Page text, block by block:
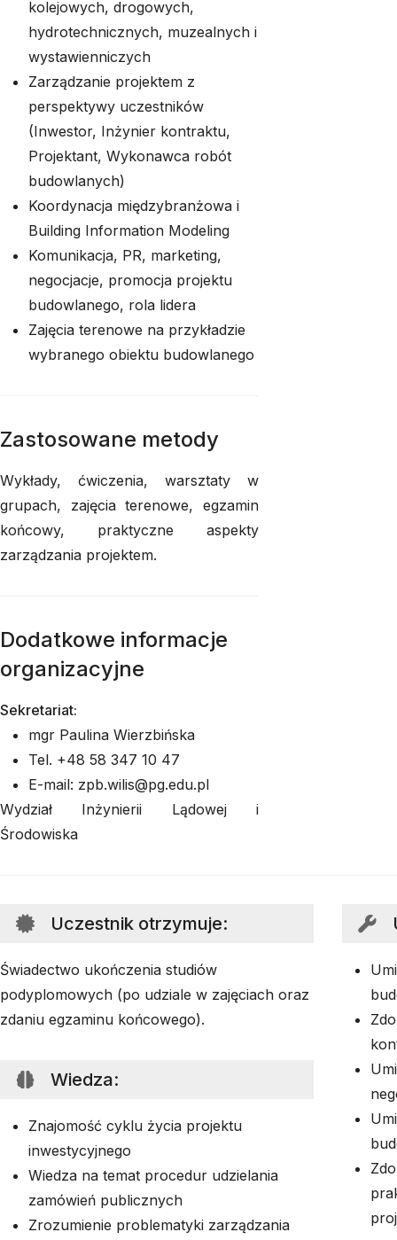
kolejowych, drogowych,
hydrotechnicznych, muzealnych i
wystawienniczych
Zarządzanie projektem z
perspektywy uczestników
(Inwestor, Inżynier kontraktu,
Projektant, Wykonawca robót
budowlanych)
Koordynacja międzybranżowa i
Building Information Modeling
Komunikacja, PR, marketing,
negocjacje, promocja projektu
budowlanego, rola lidera
Zajęcia terenowe na przykładzie
wybranego obiektu budowlanego
Zastosowane metody
Wykłady, ćwiczenia, warsztaty w
grupach, zajęcia terenowe, egzamin
końcowy, praktyczne aspekty
zarządzania projektem.
Dodatkowe informacje
organizacyjne
Sekretariat:
mgr Paulina Wierzbińska
Tel. +48 58 347 10 47
E-mail: zpb.wilis@pg.edu.pl
Wydział Inżynierii Lądowej i
Środowiska
Uczestnik otrzymuje:
Świadectwo ukończenia studiów
podyplomowych (po udziale w zajęciach oraz
zdaniu egzaminu końcowego).
Wiedza:
Znajomość cyklu życia projektu
inwestycyjnego
Wiedza na temat procedur udzielania
zamówień publicznych
Zrozumienie problematyki zarządzania